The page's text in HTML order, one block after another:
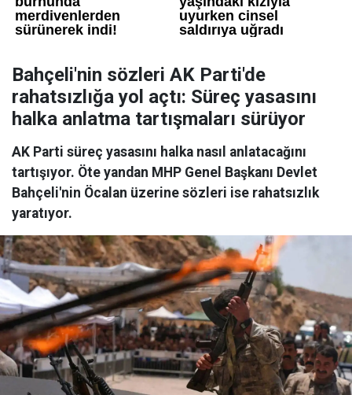
Bahçeli'nin sözleri AK Parti'de
rahatsızlığa yol açtı: Süreç yasasını
halka anlatma tartışmaları sürüyor
AK Parti süreç yasasını halka nasıl anlatacağını
tartışıyor. Öte yandan MHP Genel Başkanı Devlet
Bahçeli'nin Öcalan üzerine sözleri ise rahatsızlık
yaratıyor.